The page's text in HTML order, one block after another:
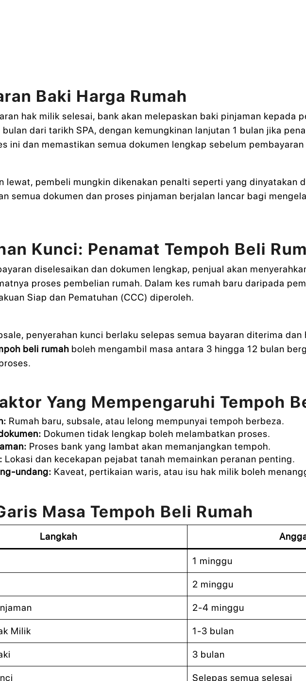
Baki Harga Rumah
hak milik selesai, bank akan melepaskan baki pinjaman kepada
dari tarikh SPA, dengan kemungkinan lanjutan 1 bulan jika
ini dan memastikan semua dokumen lengkap sebelum
lewat, pembeli mungkin dikenakan penalti seperti yang dinyatakan
semua dokumen dan proses pinjaman berjalan lancar bagi
Kunci: Penamat Tempoh Beli
diselesaikan dan dokumen lengkap, penjual akan
proses pembelian rumah. Dalam kes rumah baru daripada
Siap dan Pematuhan (CCC) diperoleh.
penyerahan kunci berlaku selepas semua bayaran diterima
beli rumah boleh mengambil masa antara 3 hingga 12 bulan
Yang Mempengaruhi Tempoh
Rumah baru, subsale, atau lelong mempunyai tempoh berbeza.
Dokumen tidak lengkap boleh melambatkan proses.
Proses bank yang lambat akan memanjangkan tempoh.
Lokasi dan kecekapan pejabat tanah memainkan peranan penting.
undang: Kaveat, pertikaian waris, atau isu hak milik boleh
Masa Tempoh Beli Rumah
Langkah
1 minggu
2 minggu
2-4 minggu
Milik 1-3 bulan
3 bulan
Selepas semua selesai